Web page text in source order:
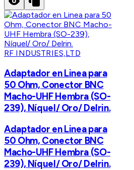
RF INDUSTRIES,LTD
Adaptador en Linea para
50 Ohm, Conector BNC
Macho-UHF Hembra (SO-
239), Níquel/ Oro/ Delrin.
Adaptador en Linea para
50 Ohm, Conector BNC
Macho-UHF Hembra (SO-
239), Níquel/ Oro/ Delrin.